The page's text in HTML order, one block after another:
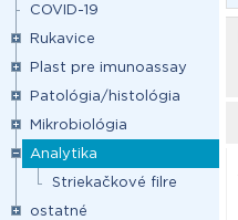
COVID-19
Rukavice
Plast pre imunoassay
Patológia/histológia
Mikrobiológia
Analytika
Striekačkové filre
ostatné